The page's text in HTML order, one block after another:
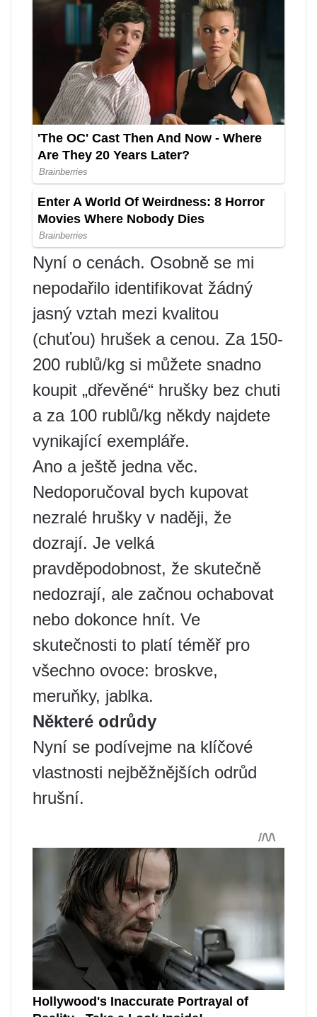
Nyní o cenách. Osobně se mi
nepodařilo identifikovat žádný
jasný vztah mezi kvalitou
(chuťou) hrušek a cenou. Za 150-
200 rublů/kg si můžete snadno
koupit „dřevěné“ hrušky bez chuti
a za 100 rublů/kg někdy najdete
vynikající exempláře.
Ano a ještě jedna věc.
Nedoporučoval bych kupovat
nezralé hrušky v naději, že
dozrají. Je velká
pravděpodobnost, že skutečně
nedozrají, ale začnou ochabovat
nebo dokonce hnít. Ve
skutečnosti to platí téměř pro
všechno ovoce: broskve,
meruňky, jablka.
Některé odrůdy
Nyní se podívejme na klíčové
vlastnosti nejběžnějších odrůd
hrušní.